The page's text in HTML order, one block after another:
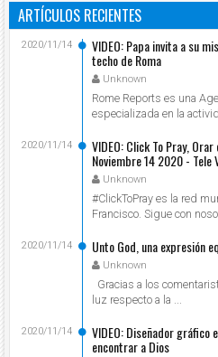
ARTÍCULOS RECIENTES
VIDEO: Papa invita a su
techo de Roma
Unknown
2020/11/14
Rome Reports es una
especializada en la
VIDEO: Click To Pray,
Noviembre 14 2020 - Tele
Unknown
2020/11/14
#ClickToPray es la red
Francisco. Sigue con
Unto God, una expresión
Unknown
2020/11/14
Gracias a los
luz respecto a la ...
VIDEO: Diseñador gráfico
encontrar a Dios
2020/11/14